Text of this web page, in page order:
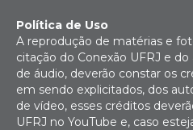
Política de Uso
A reprodução de matérias e
citação do Conexão UFRJ e
de áudio, deverão constar os
em sendo explicitados, dos
de vídeo, esses créditos
UFRJ no YouTube e, caso